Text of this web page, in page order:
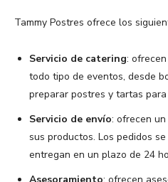
Tammy Postres ofrece los
Servicio de catering:
todo tipo de eventos, desde
preparar postres y tartas
Servicio de envío: ofrecen
sus productos. Los pedidos
entregan en un plazo de 24